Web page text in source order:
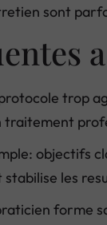
sont
trop
objectifs
les
forme